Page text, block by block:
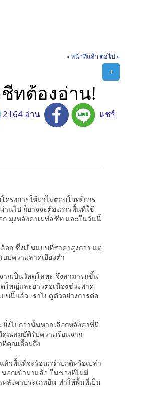
« หน้าที่แล้ว ต่อไป »
+
ทต้องอ่าน!
2164 อ่าน แชร์
รงการให้มาไม่ตอบโจทย์การ
านไป ก็อาจจะต้องการพื้นที่ใช้
มุงหลังคาเมทัลชีท และในวันนี้
ก ซึ่งเป็นแบบที่ราคาสูงกว่า แต่
บความลาดเอียงต่ำ
ากเป็นวัสดุโลหะ จึงสามารถขึ้น
ใหญ่และยาวต่อเนื่องช่วงพาด
บนี้แล้ว เราไปดูตัวอย่างการต่อ
งไปกว่านั้นหากเลือกหลังคาที่มี
คุณสมบัติรับความร้อนจาก
คุณเอื้อมถึง
พื้นที่จะร้อนกว่าปกติหรือเปล่า
อกเข้ามาแล้ว ในช่วงที่ไม่มี
ลังคาประเภทอื่น ทำให้พื้นที่เย็น